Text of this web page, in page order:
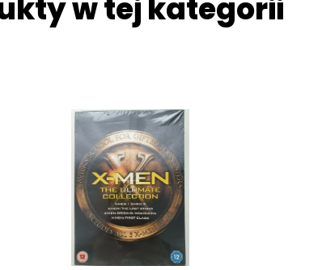
w tej kategorii